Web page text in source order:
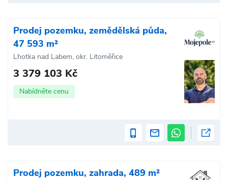
Prodej pozemku, zemědělská půda,
47 593 m²
Lhotka nad Labem, okr. Litoměřice
3 379 103 Kč
Nabídněte cenu
Prodej pozemku, zahrada, 489 m²